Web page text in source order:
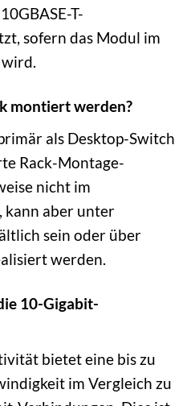
T-
sofern das Modul im
montiert werden?
als Desktop-Switch
Rack-Montage-
nicht im
kann aber unter
sein oder über
werden.
10-Gigabit-
bietet eine bis zu
im Vergleich zu